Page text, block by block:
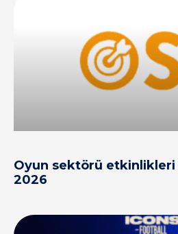
Oyun sektörü etkinlikleri
2026